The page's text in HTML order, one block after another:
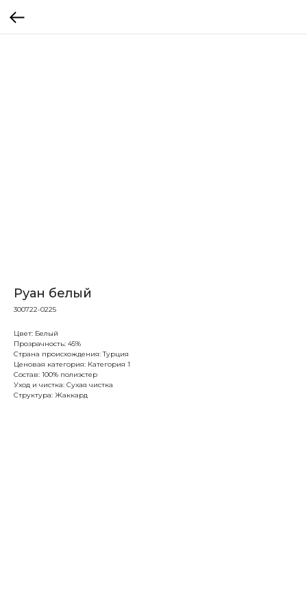
Руан белый
300722-0225
Цвет: Белый
Прозрачность: 45%
Страна происхождения: Турция
Ценовая категория: Категория 1
Состав: 100% полиэстер
Уход и чистка: Сухая чистка
Структура: Жаккард